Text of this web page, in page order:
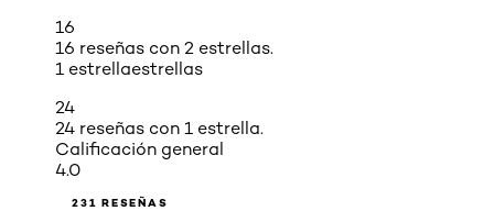
16
16 reseñas con 2 estrellas.
1 estrellaestrellas
24
24 reseñas con 1 estrella.
Calificación general
4.0
231 RESEÑAS